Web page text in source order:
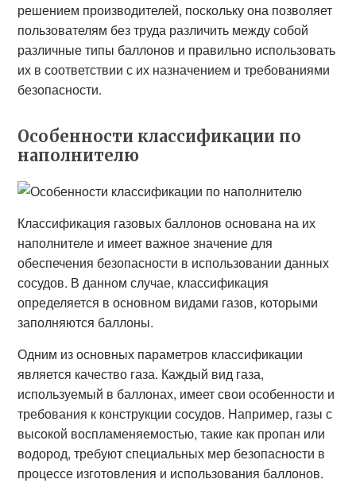
решением производителей, поскольку она позволяет
пользователям без труда различить между собой
различные типы баллонов и правильно использовать
их в соответствии с их назначением и требованиями
безопасности.
Особенности классификации по
наполнителю
Классификация газовых баллонов основана на их
наполнителе и имеет важное значение для
обеспечения безопасности в использовании данных
сосудов. В данном случае, классификация
определяется в основном видами газов, которыми
заполняются баллоны.
Одним из основных параметров классификации
является качество газа. Каждый вид газа,
используемый в баллонах, имеет свои особенности и
требования к конструкции сосудов. Например, газы с
высокой воспламеняемостью, такие как пропан или
водород, требуют специальных мер безопасности в
процессе изготовления и использования баллонов.